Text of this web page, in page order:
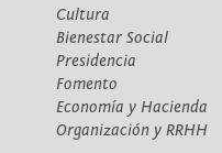
Cultura
Bienestar Social
Presidencia
Fomento
Economía y Hacienda
Organización y RRHH